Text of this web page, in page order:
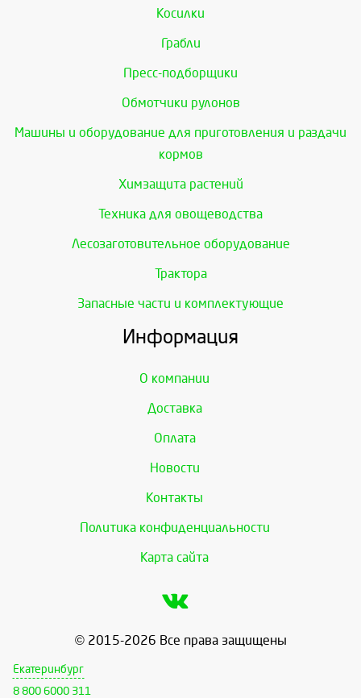
Косилки
Грабли
Пресс-подборщики
Обмотчики рулонов
Машины и оборудование для приготовления и раздачи
кормов
Химзащита растений
Техника для овощеводства
Лесозаготовительное оборудование
Трактора
Запасные части и комплектующие
Информация
О компании
Доставка
Оплата
Новости
Контакты
Политика конфиденциальности
Карта сайта
© 2015-2026 Все права защищены
Екатеринбург
8 800 6000 311